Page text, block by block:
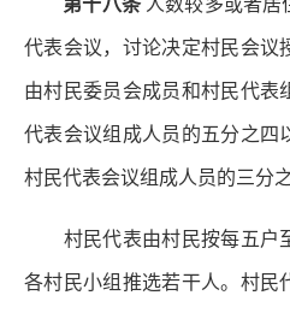
代表会议，讨论决定村民会议
由村民委员会成员和村民代表
代表会议组成人员的五分之四
村民代表会议组成人员的三分
村民代表由村民按每五户
各村民小组推选若干人。村民